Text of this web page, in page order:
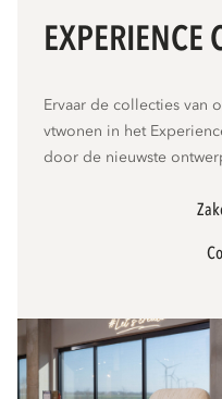
EXPERIENCE
Ervaar de collecties van
vtwonen in het
door de nieuwste